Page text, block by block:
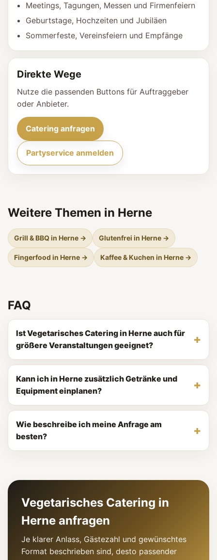
Meetings, Tagungen, Messen und Firmenfeiern
Geburtstage, Hochzeiten und Jubiläen
Sommerfeste, Vereinsfeiern und Empfänge
Direkte Wege
Nutze die passenden Buttons für Auftraggeber
oder Anbieter.
Catering anfragen
Partyservice anmelden
Weitere Themen in Herne
Grill & BBQ in Herne → Glutenfrei in Herne →
Fingerfood in Herne → Kaffee & Kuchen in Herne →
FAQ
Ist Vegetarisches Catering in Herne auch für
größere Veranstaltungen geeignet?
Kann ich in Herne zusätzlich Getränke und
Equipment einplanen?
Wie beschreibe ich meine Anfrage am
besten?
Vegetarisches Catering in
Herne anfragen
Je klarer Anlass, Gästezahl und gewünschtes
Format beschrieben sind, desto passender